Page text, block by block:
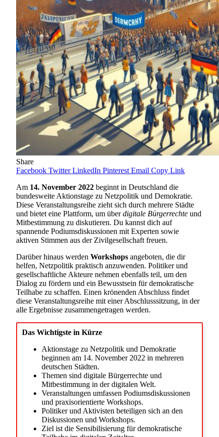
Share
Facebook Twitter LinkedIn Pinterest Email Copy Link
Am 14. November 2022 beginnt in Deutschland die
bundesweite Aktionstage zu Netzpolitik und Demokratie.
Diese Veranstaltungsreihe zieht sich durch mehrere Städte
und bietet eine Plattform, um überdigitale Bürgerrechte und
Mitbestimmung zu diskutieren. Du kannst dich auf
spannende Podiumsdiskussionen mit Experten sowie
aktiven Stimmen aus der Zivilgesellschaft freuen.
Darüber hinaus werden Workshops angeboten, die dir
helfen, Netzpolitik praktisch anzuwenden. Politiker und
gesellschaftliche Akteure nehmen ebenfalls teil, um den
Dialog zu fördern und ein Bewusstsein für demokratische
Teilhabe zu schaffen. Einen krönenden Abschluss findet
diese Veranstaltungsreihe mit einer Abschlusssitzung, in der
alle Ergebnisse zusammengetragen werden.
Das Wichtigste in Kürze
Aktionstage zu Netzpolitik und Demokratie
beginnen am 14. November 2022 in mehreren
deutschen Städten.
Themen sind digitale Bürgerrechte und
Mitbestimmung in der digitalen Welt.
Veranstaltungen umfassen Podiumsdiskussionen
und praxisorientierte Workshops.
Politiker und Aktivisten beteiligen sich an den
Diskussionen und Workshops.
Ziel ist die Sensibilisierung für demokratische